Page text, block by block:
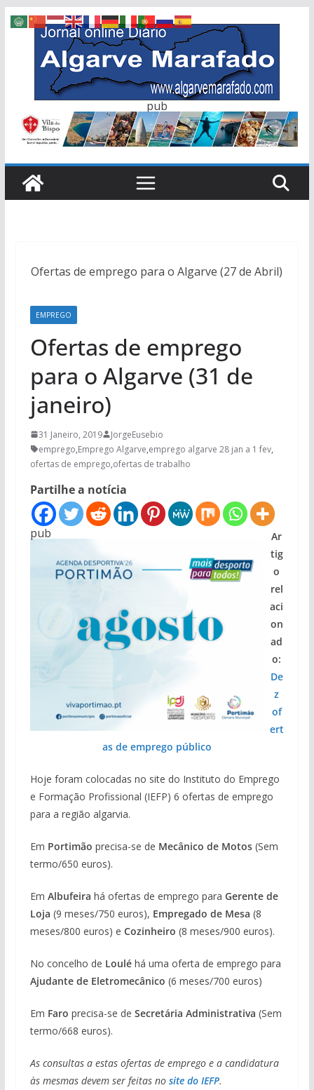
Skip
content
pub
Ofertas de emprego para o Algarve (27 de Abril)
EMPREGO
Ofertas de emprego
para o Algarve (31 de
janeiro)
31 Janeiro, 2019
JorgeEusebio
emprego,Emprego Algarve,emprego algarve 28 jan a 1 fev,
ofertas de emprego,ofertas de trabalho
Partilhe a notícia
pub
Ar
tig
o
rel
aci
on
ad
o:
De
z
of
ert
as de emprego público
Hoje foram colocadas no site do Instituto do Emprego
e Formação Profissional (IEFP) 6 ofertas de emprego
para a região algarvia.
Em Portimão precisa-se de Mecânico de Motos(Sem
termo/650 euros).
Em Albufeira há ofertas de emprego para Gerente de
Loja (9 meses/750 euros), Empregado de Mesa (8
meses/800 euros) e Cozinheiro (8 meses/900 euros).
No concelho de Louléhá uma oferta de emprego para
Ajudante de Eletromecânico (6 meses/700 euros)
Em Faro precisa-se de Secretária Administrativa (Sem
termo/668 euros).
As consultas a estas ofertas de emprego e a candidatura
às mesmas devem ser feitas no site do IEFP.